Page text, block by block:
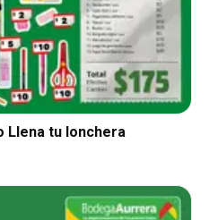
Llena tu lonchera